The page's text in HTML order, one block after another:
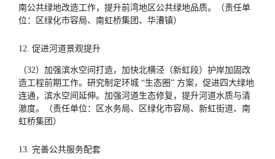
南公共绿地改造工作，提升前湾地区公共绿地品质。（责任单
位：区绿化市容局、南虹桥集团、华漕镇）
12. 促进河道景观提升
（32）加强滨水空间打造，加快北横泾（新虹段）护岸加固改
造工程前期工作。研究制定环城 “生态圈” 方案，促进四大绿地
连通，滨水空间延伸。加强河道生态修复，提升河道水质与清
澈度。（责任单位：区水务局、区绿化市容局、新虹街道、南
虹桥集团）
13. 完善公共服务配套